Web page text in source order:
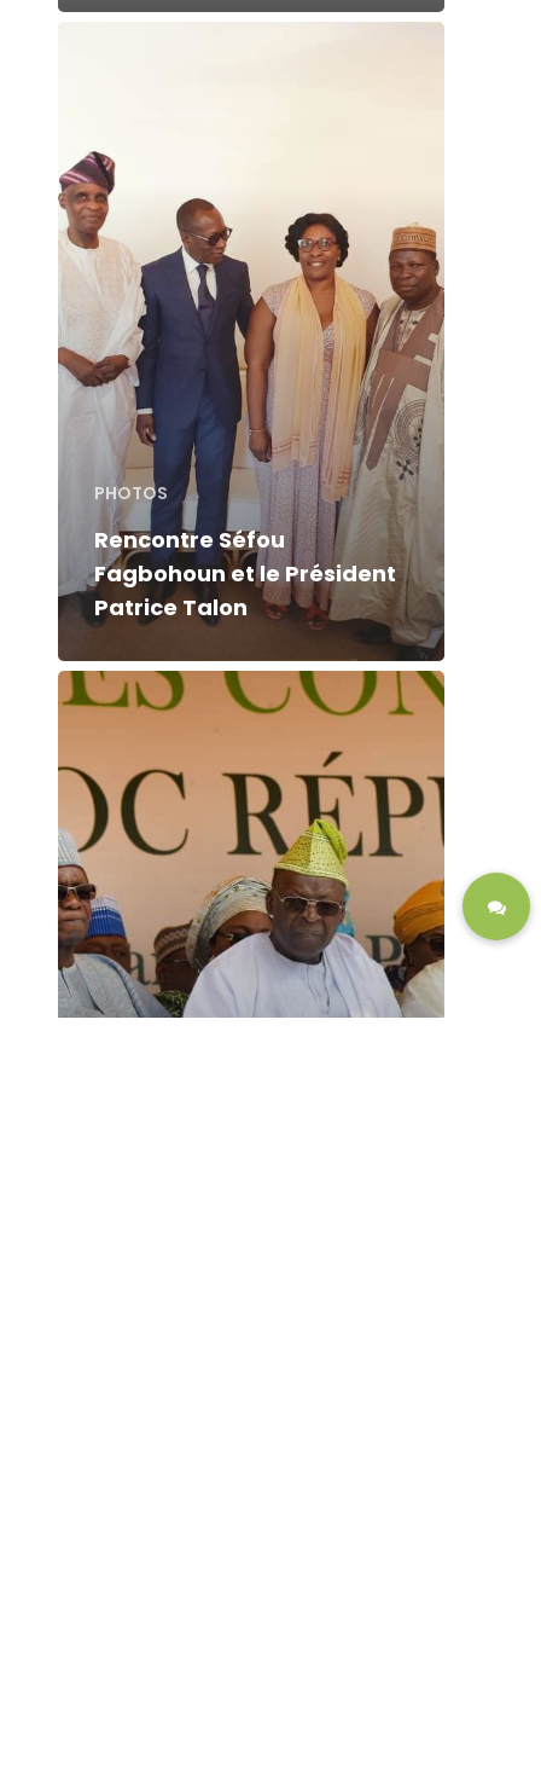
PHOTOS
Rencontre Séfou
Fagbohoun et le Président
Patrice Talon